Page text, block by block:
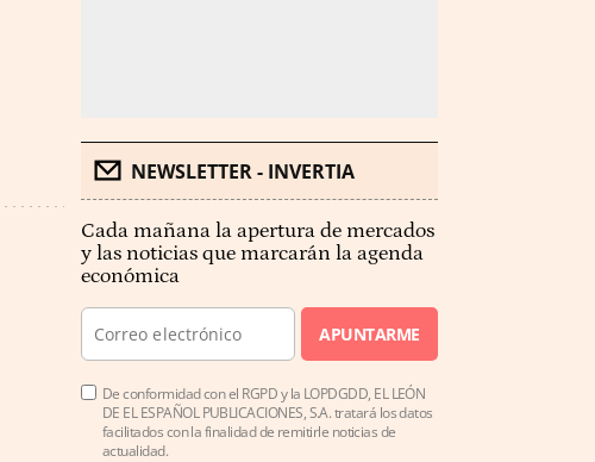
NEWSLETTER - INVERTIA
Cada mañana la apertura de mercados
y las noticias que marcarán la agenda
económica
APUNTARME
De conformidad con el RGPD y la LOPDGDD, EL LEÓN
DE EL ESPAÑOL PUBLICACIONES, S.A. tratará los datos
facilitados con la finalidad de remitirle noticias de
actualidad.